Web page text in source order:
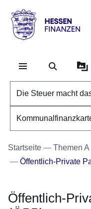
Hessen
Finanzen
Die Steuer macht
Startseite
Themen A
Öffentlich-Private
Öffentlich-